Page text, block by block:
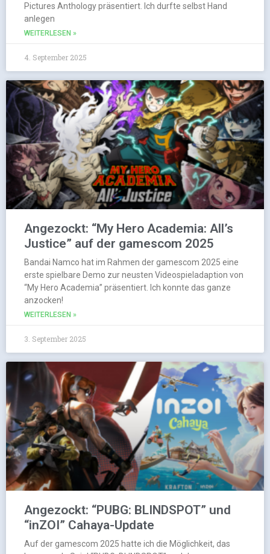
Pictures Anthology präsentiert. Ich durfte selbst Hand
anlegen
WEITERLESEN »
4. September 2025
Angezockt: “My Hero Academia: All’s
Justice” auf der gamescom 2025
Bandai Namco hat im Rahmen der gamescom 2025 eine
erste spielbare Demo zur neusten Videospieladaption von
“My Hero Academia” präsentiert. Ich konnte das ganze
anzocken!
WEITERLESEN »
3. September 2025
Angezockt: “PUBG: BLINDSPOT” und
“inZOI” Cahaya-Update
Auf der gamescom 2025 hatte ich die Möglichkeit, das